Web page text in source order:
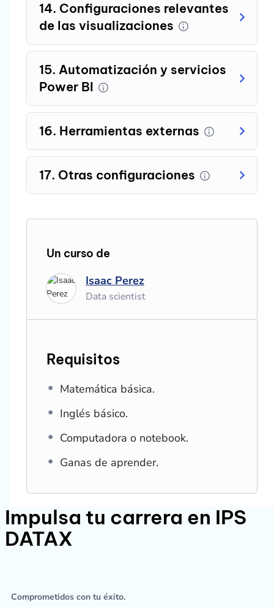
14. Configuraciones relevantes
de las visualizaciones
15. Automatización y servicios
Power BI
16. Herramientas externas
17. Otras configuraciones
Un curso de
Isaac Perez
Data scientist
Requisitos
Matemática básica.
Inglés básico.
Computadora o notebook.
Ganas de aprender.
Impulsa tu carrera en IPS
DATAX
Comprometidos con tu éxito.